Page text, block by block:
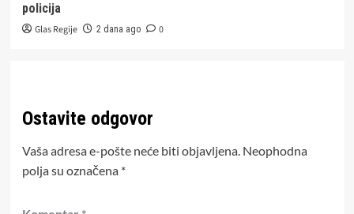
policija
Glas Regije 2 dana ago 0
Ostavite odgovor
Vaša adresa e-pošte neće biti objavljena. Neophodna
polja su označena *